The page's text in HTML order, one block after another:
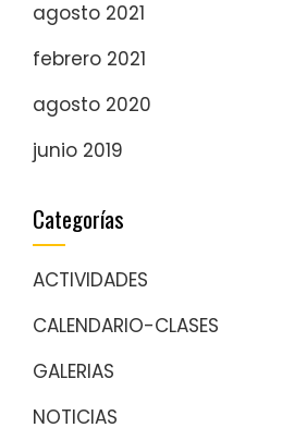
agosto 2021
febrero 2021
agosto 2020
junio 2019
Categorías
ACTIVIDADES
CALENDARIO-CLASES
GALERIAS
NOTICIAS